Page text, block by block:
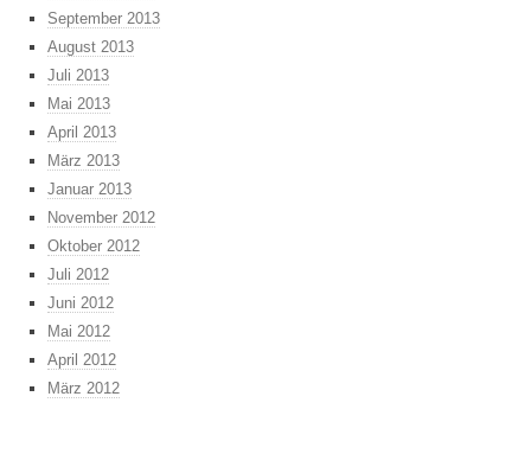
September 2013
August 2013
Juli 2013
Mai 2013
April 2013
März 2013
Januar 2013
November 2012
Oktober 2012
Juli 2012
Juni 2012
Mai 2012
April 2012
März 2012